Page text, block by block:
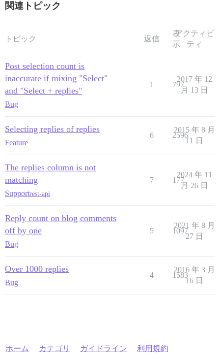
関連トピック
トピック 返信
表
示
アクティビ
ティ
Post selection count is
inaccurate if mixing "Select"
and "Select + replies"
Bug
1 797
2017 年 12
月 13 日
Selecting replies of replies
Feature
6 2596
2015 年 8 月
11 日
The replies column is not
matching
Supportrest-api
7 177
2024 年 11
月 26 日
Reply count on blog comments
off by one
Bug
5 1097
2021 年 8 月
27 日
Over 1000 replies
Bug
4 1583
2016 年 3 月
16 日
ホーム カテゴリ ガイドライン 利用規約